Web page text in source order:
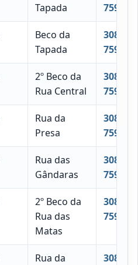
Tapada
759
Beco da
Tapada
3080-
759
2º Beco da
Rua Central
3080-
759
Rua da
Presa
3080-
759
Rua das
Gândaras
3080-
759
2º Beco da
Rua das
Matas
3080-
759
Rua da
3080-